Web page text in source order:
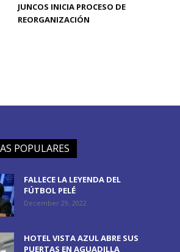
JUNCOS INICIA PROCESO DE
REORGANIZACIÓN
POPULARES
FALLECE LA LEYENDA DEL
FÚTBOL PELÉ
December 29, 2022
HOTEL VISTA AZUL ABRE SUS
PUERTAS EN AGUADILLA